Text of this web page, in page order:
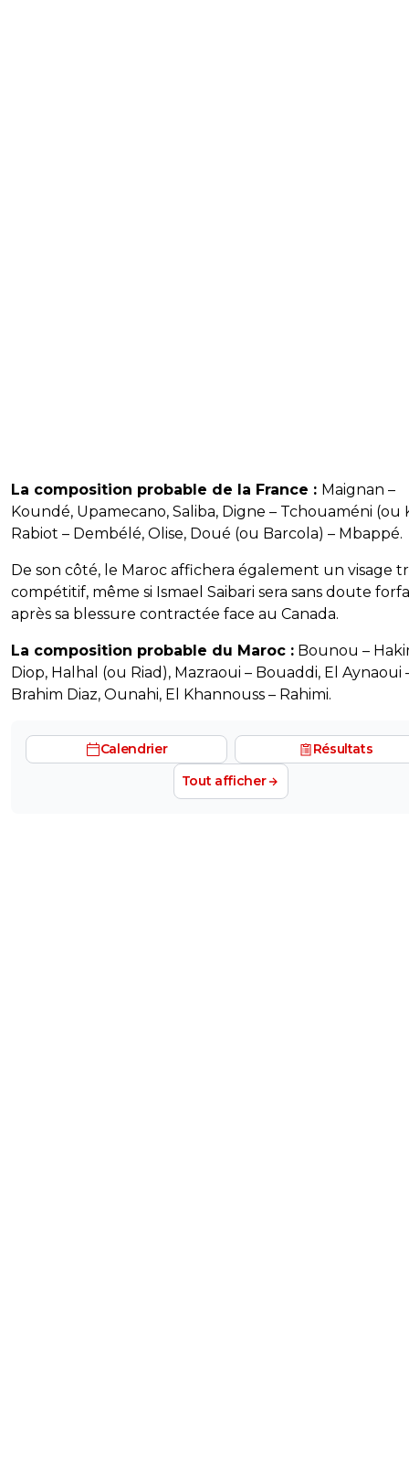
La composition probable de la France : Maignan –
Koundé, Upamecano, Saliba, Digne – Tchouaméni (ou
Rabiot – Dembélé, Olise, Doué (ou Barcola) – Mbappé.
De son côté, le Maroc affichera également un visage
compétitif, même si Ismael Saibari sera sans doute
après sa blessure contractée face au Canada.
La composition probable du Maroc : Bounou –
Diop, Halhal (ou Riad), Mazraoui – Bouaddi, El Aynaoui
Brahim Diaz, Ounahi, El Khannouss – Rahimi.
Calendrier
Résultats
Tout afficher